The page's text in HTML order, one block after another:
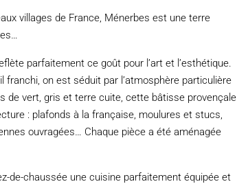
villages de France, Ménerbes est une terre
parfaitement ce goût pour l’art et l’esthétique.
on est séduit par l’atmosphère particulière
de vert, gris et terre cuite, cette bâtisse provençale
: plafonds à la française, moulures et stucs,
ouvragées… Chaque pièce a été aménagée
de-chaussée une cuisine parfaitement équipée et